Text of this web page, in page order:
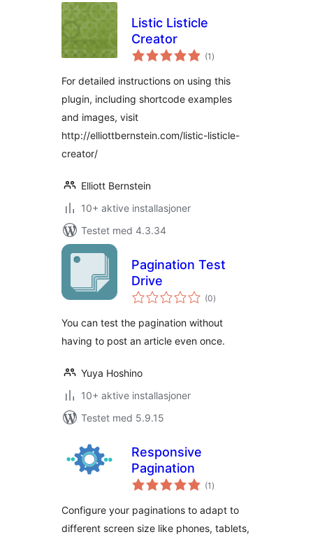
Listic Listicle
Creator
(1 totale
vurderinger
)
For detailed instructions on using this
plugin, including shortcode examples
and images, visit
http://elliottbernstein.com/listic-listicle-
creator/
Elliott Bernstein
10+ aktive installasjoner
Testet med 4.3.34
Pagination Test
Drive
(0totale
vurderinger
)
You can test the pagination without
having to post an article even once.
Yuya Hoshino
10+ aktive installasjoner
Testet med 5.9.15
Responsive
Pagination
(1 totale
vurderinger
)
Configure your paginations to adapt to
different screen size like phones, tablets,